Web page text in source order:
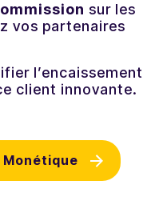
sur les
vos partenaires
l’encaissement
client innovante.
Monétique